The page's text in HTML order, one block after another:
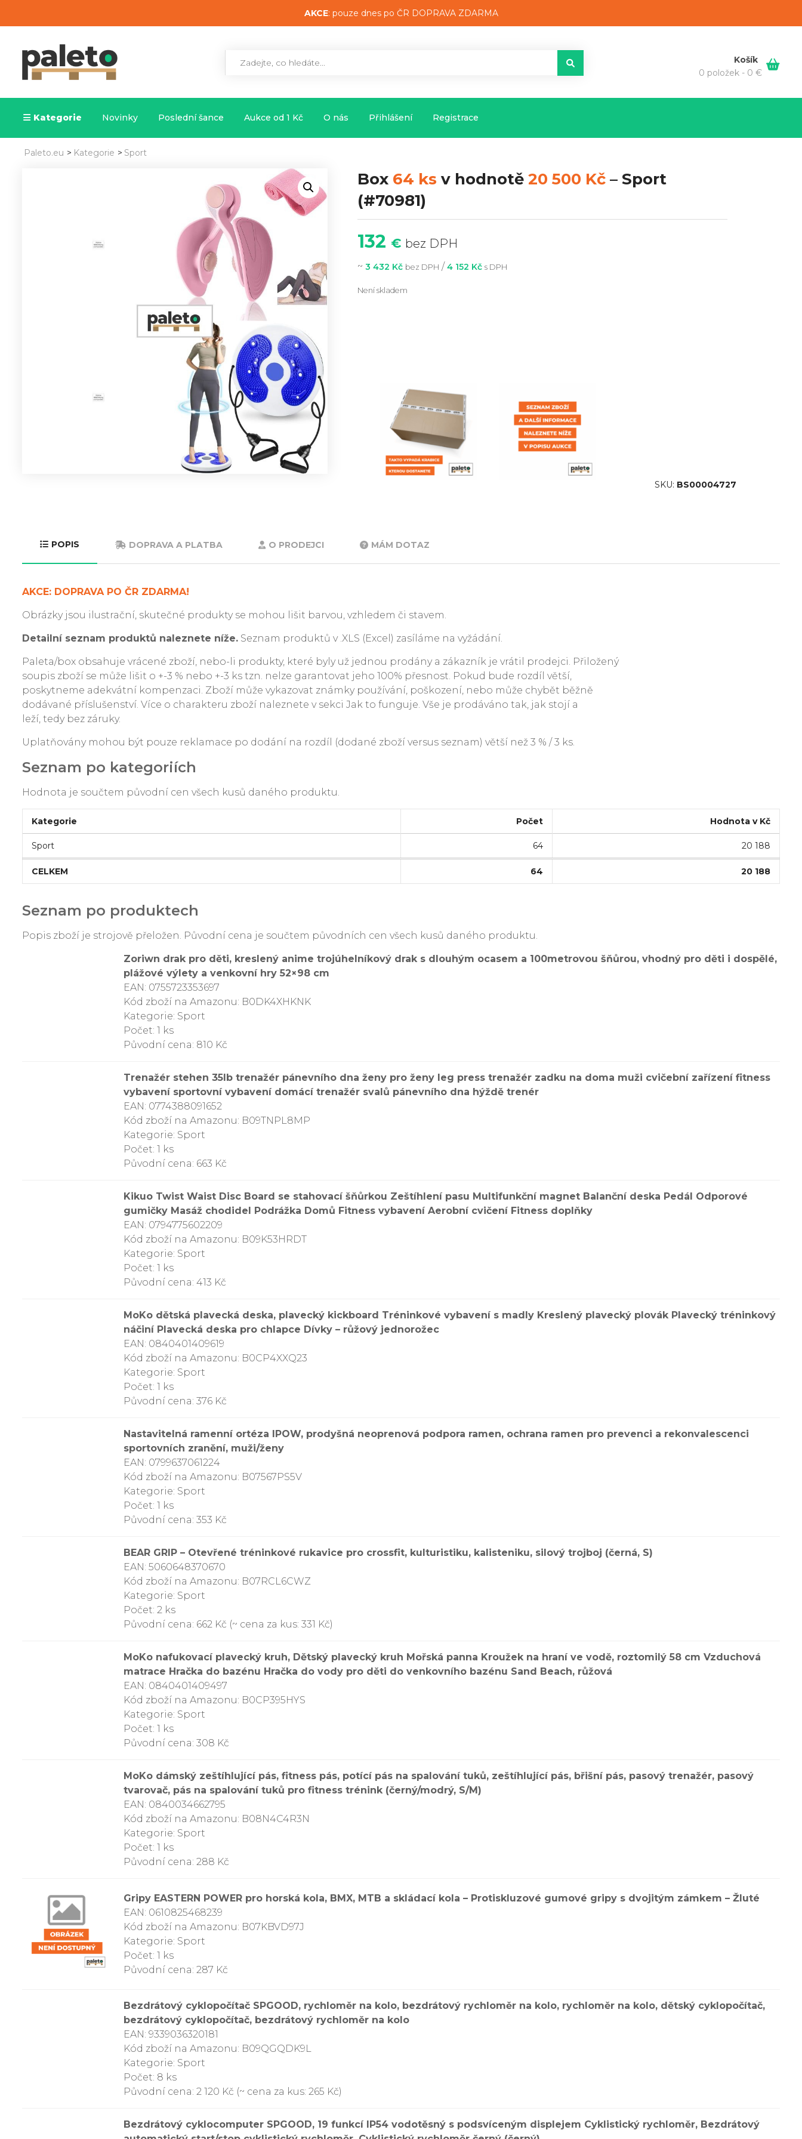
AKCE: pouze dnes po ČR DOPRAVA ZDARMA
Košík
0 položek - 0 €
Kategorie Novinky Poslední šance Aukce od 1 Kč O nás Přihlášení Registrace
Paleto.eu > Kategorie > Sport
SKU: BS00004727
Box 64 ks v hodnotě 20 500 Kč– Sport
(#70981)
132 € bez DPH
~ 3 432 Kč bez DPH / 4 152 Kč s DPH
Není skladem
POPIS DOPRAVA A PLATBA O PRODEJCI MÁM DOTAZ
AKCE: DOPRAVA PO ČR ZDARMA!
Obrázky jsou ilustrační, skutečné produkty se mohou lišit barvou, vzhledem či stavem.
Detailní seznam produktů naleznete níže. Seznam produktů v .XLS (Excel) zasíláme na vyžádání.
Paleta/box obsahuje vrácené zboží, nebo-li produkty, které byly už jednou prodány a zákazník je vrátil prodejci. Přiložený
soupis zboží se může lišit o +-3 % nebo +-3 ks tzn. nelze garantovat jeho 100% přesnost. Pokud bude rozdíl větší,
poskytneme adekvátní kompenzaci. Zboží může vykazovat známky používání, poškození, nebo může chybět běžně
dodávané příslušenství. Více o charakteru zboží naleznete v sekci Jak to funguje. Vše je prodáváno tak, jak stojí a
leží, tedy bez záruky.
Uplatňovány mohou být pouze reklamace po dodání na rozdíl (dodané zboží versus seznam) větší než 3 % / 3 ks.
Seznam po kategoriích
Hodnota je součtem původní cen všech kusů daného produktu.
Kategorie Počet Hodnota v Kč
Sport 64 20 188
CELKEM 64 20 188
Seznam po produktech
Popis zboží je strojově přeložen. Původní cena je součtem původních cen všech kusů daného produktu.
Zoriwn drak pro děti, kreslený anime trojúhelníkový drak s dlouhým ocasem a 100metrovou šňůrou, vhodný pro děti i dospělé,
plážové výlety a venkovní hry 52×98 cm
EAN: 0755723353697
Kód zboží na Amazonu: B0DK4XHKNK
Kategorie: Sport
Počet: 1 ks
Původní cena: 810 Kč
Trenažér stehen 35lb trenažér pánevního dna ženy pro ženy leg press trenažér zadku na doma muži cvičební zařízení fitness
vybavení sportovní vybavení domácí trenažér svalů pánevního dna hýždě trenér
EAN: 0774388091652
Kód zboží na Amazonu: B09TNPL8MP
Kategorie: Sport
Počet: 1 ks
Původní cena: 663 Kč
Kikuo Twist Waist Disc Board se stahovací šňůrkou Zeštíhlení pasu Multifunkční magnet Balanční deska Pedál Odporové
gumičky Masáž chodidel Podrážka Domů Fitness vybavení Aerobní cvičení Fitness doplňky
EAN: 0794775602209
Kód zboží na Amazonu: B09K53HRDT
Kategorie: Sport
Počet: 1 ks
Původní cena: 413 Kč
MoKo dětská plavecká deska, plavecký kickboard Tréninkové vybavení s madly Kreslený plavecký plovák Plavecký tréninkový
náčiní Plavecká deska pro chlapce Dívky – růžový jednorožec
EAN: 0840401409619
Kód zboží na Amazonu: B0CP4XXQ23
Kategorie: Sport
Počet: 1 ks
Původní cena: 376 Kč
Nastavitelná ramenní ortéza IPOW, prodyšná neoprenová podpora ramen, ochrana ramen pro prevenci a rekonvalescenci
sportovních zranění, muži/ženy
EAN: 0799637061224
Kód zboží na Amazonu: B07567PS5V
Kategorie: Sport
Počet: 1 ks
Původní cena: 353 Kč
BEAR GRIP – Otevřené tréninkové rukavice pro crossfit, kulturistiku, kalisteniku, silový trojboj (černá, S)
EAN: 5060648370670
Kód zboží na Amazonu: B07RCL6CWZ
Kategorie: Sport
Počet: 2 ks
Původní cena: 662 Kč (~ cena za kus: 331 Kč)
MoKo nafukovací plavecký kruh, Dětský plavecký kruh Mořská panna Kroužek na hraní ve vodě, roztomilý 58 cm Vzduchová
matrace Hračka do bazénu Hračka do vody pro děti do venkovního bazénu Sand Beach, růžová
EAN: 0840401409497
Kód zboží na Amazonu: B0CP395HYS
Kategorie: Sport
Počet: 1 ks
Původní cena: 308 Kč
MoKo dámský zeštíhlující pás, fitness pás, potící pás na spalování tuků, zeštíhlující pás, břišní pás, pasový trenažér, pasový
tvarovač, pás na spalování tuků pro fitness trénink (černý/modrý, S/M)
EAN: 0840034662795
Kód zboží na Amazonu: B08N4C4R3N
Kategorie: Sport
Počet: 1 ks
Původní cena: 288 Kč
Gripy EASTERN POWER pro horská kola, BMX, MTB a skládací kola – Protiskluzové gumové gripy s dvojitým zámkem – Žluté
EAN: 0610825468239
Kód zboží na Amazonu: B07KBVD97J
Kategorie: Sport
Počet: 1 ks
Původní cena: 287 Kč
Bezdrátový cyklopočítač SPGOOD, rychloměr na kolo, bezdrátový rychloměr na kolo, rychloměr na kolo, dětský cyklopočítač,
bezdrátový cyklopočítač, bezdrátový rychloměr na kolo
EAN: 9339036320181
Kód zboží na Amazonu: B09QGQDK9L
Kategorie: Sport
Počet: 8 ks
Původní cena: 2 120 Kč (~ cena za kus: 265 Kč)
Bezdrátový cyklocomputer SPGOOD, 19 funkcí IP54 vodotěsný s podsvíceným displejem Cyklistický rychloměr, Bezdrátový